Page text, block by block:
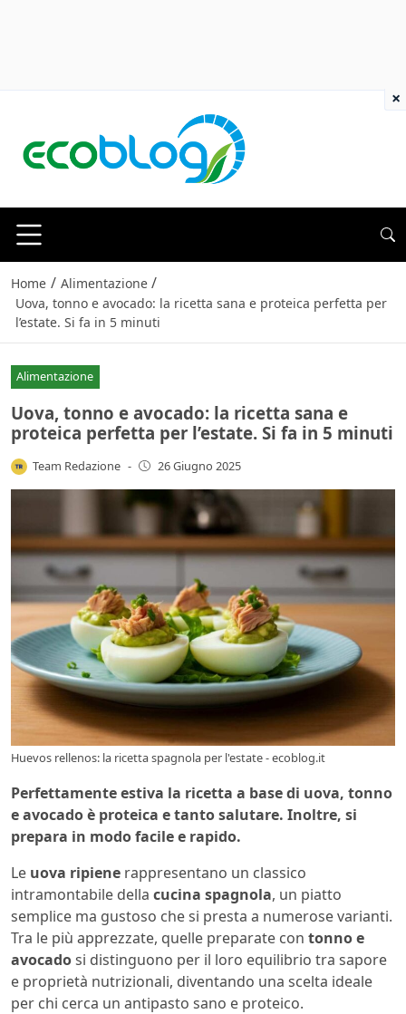
Home / Alimentazione /
Uova, tonno e avocado: la ricetta sana e proteica perfetta per
l’estate. Si fa in 5 minuti
Alimentazione
Uova, tonno e avocado: la ricetta sana e
proteica perfetta per l’estate. Si fa in 5 minuti
Team Redazione - 26 Giugno 2025
Huevos rellenos: la ricetta spagnola per l'estate - ecoblog.it
Perfettamente estiva la ricetta a base di uova, tonno
e avocado è proteica e tanto salutare. Inoltre, si
prepara in modo facile e rapido.
Le uova ripiene rappresentano un classico
intramontabile della cucina spagnola, un piatto
semplice ma gustoso che si presta a numerose varianti.
Tra le più apprezzate, quelle preparate con tonno e
avocadosi distinguono per il loro equilibrio tra sapore
e proprietà nutrizionali, diventando una scelta ideale
per chi cerca un antipasto sano e proteico.
×